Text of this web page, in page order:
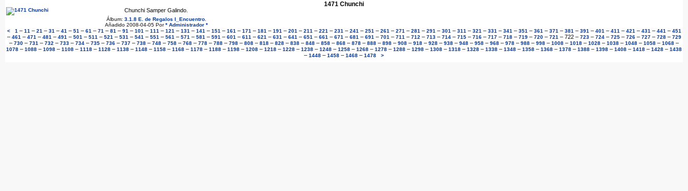
1471 Chunchi
Chunchi Samper Galindo.
Álbum: 3.1.8 E. de Regalos I_Encuentro.
Añadido 2008-04-05 Por* Administrador *
<
1 – 11 – 21 – 31 – 41 – 51 – 61 – 71 – 81 – 91 – 101 – 111 – 121 – 131 – 141 – 151 – 161 – 171 – 181 – 191 – 201 – 211 – 221 – 231 – 241 – 251 – 261 – 271 – 281 – 291 – 301 – 311 – 321 – 331 – 341 – 351 – 361 – 371 – 381 – 391 – 401 – 411 – 421 – 431 – 441 – 451
– 461 – 471 – 481 – 491 – 501 – 511 – 521 – 531 – 541 – 551 – 561 – 571 – 581 – 591 – 601 – 611 – 621 – 631 – 641 – 651 – 661 – 671 – 681 – 691 – 701 – 711 – 712 – 713– 714– 715– 716– 717– 718– 719– 720– 721 – 722– 723– 724– 725– 726– 727– 728– 729
– 730 – 731 – 732 – 733 – 734 – 735 – 736 – 737 – 738 – 748 – 758 – 768 – 778 – 788 – 798 – 808 – 818 – 828 – 838 – 848 – 858 – 868 – 878 – 888 – 898 – 908 – 918 – 928 – 938 – 948 – 958 – 968 – 978 – 988 – 998 – 1008 – 1018 – 1028 – 1038 – 1048 – 1058 – 1068 –
1078 – 1088 – 1098 – 1108 – 1118 – 1128 – 1138 – 1148 – 1158 – 1168 – 1178 – 1188 – 1198 – 1208 – 1218 – 1228 – 1238 – 1248 – 1258 – 1268 – 1278 – 1288 – 1298 – 1308 – 1318 – 1328 – 1338 – 1348 – 1358 – 1368 – 1378 – 1388 – 1398 – 1408 – 1418 – 1428 – 1438
– 1448 – 1458 – 1468 – 1478 >